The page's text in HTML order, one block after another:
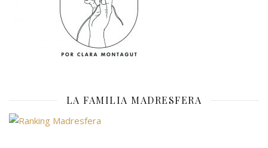
LA FAMILIA MADRESFERA